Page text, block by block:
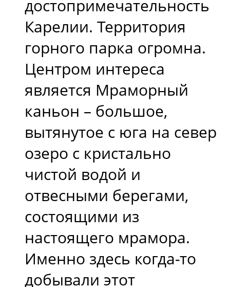
достопримечательность
Карелии. Территория
горного парка огромна.
Центром интереса
является Мраморный
каньон – большое,
вытянутое с юга на север
озеро с кристально
чистой водой и
отвесными берегами,
состоящими из
настоящего мрамора.
Именно здесь когда-то
добывали этот